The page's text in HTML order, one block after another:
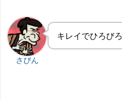
さびん
キレイでひろびろ